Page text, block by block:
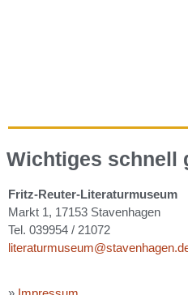
Wichtiges schnell
Fritz-Reuter-Literaturmuseum
Markt 1, 17153 Stavenhagen
Tel. 039954 / 21072